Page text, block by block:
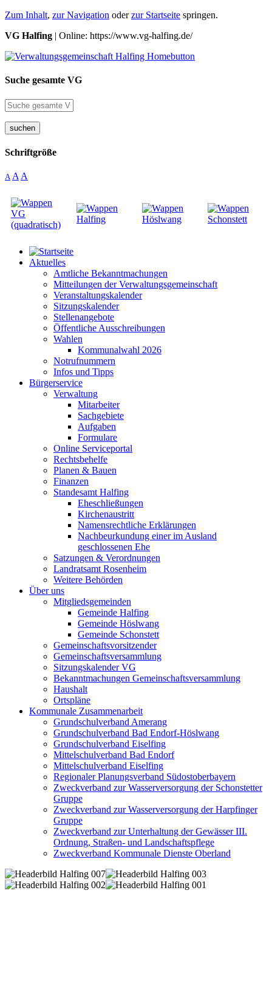
Zum Inhalt, zur Navigation oderzur Startseite springen.
VG Halfing | Online: https://www.vg-halfing.de/
Suche gesamte VG
suchen
Schriftgröße
A A A
Aktuelles
Amtliche Bekanntmachungen
Mitteilungen der Verwaltungsgemeinschaft
Veranstaltungskalender
Sitzungskalender
Stellenangebote
Öffentliche Ausschreibungen
Wahlen
Kommunalwahl 2026
Notrufnummern
Infos und Tipps
Bürgerservice
Verwaltung
Mitarbeiter
Sachgebiete
Aufgaben
Formulare
Online Serviceportal
Rechtsbehelfe
Planen & Bauen
Finanzen
Standesamt Halfing
Eheschließungen
Kirchenaustritt
Namensrechtliche Erklärungen
Nachbeurkundung einer im Ausland
geschlossenen Ehe
Satzungen & Verordnungen
Landratsamt Rosenheim
Weitere Behörden
Über uns
Mitgliedsgemeinden
Gemeinde Halfing
Gemeinde Höslwang
Gemeinde Schonstett
Gemeinschaftsvorsitzender
Gemeinschaftsversammlung
Sitzungskalender VG
Bekanntmachungen Gemeinschaftsversammlung
Haushalt
Ortspläne
Kommunale Zusammenarbeit
Grundschulverband Amerang
Grundschulverband Bad Endorf-Höslwang
Grundschulverband Eiselfing
Mittelschulverband Bad Endorf
Mittelschulverband Eiselfing
Regionaler Planungsverband Südostoberbayern
Zweckverband zur Wasserversorgung der Schonstetter
Gruppe
Zweckverband zur Wasserversorgung der Harpfinger
Gruppe
Zweckverband zur Unterhaltung der Gewässer III.
Ordnung, Straßen- und Landschaftspflege
Zweckverband Kommunale Dienste Oberland